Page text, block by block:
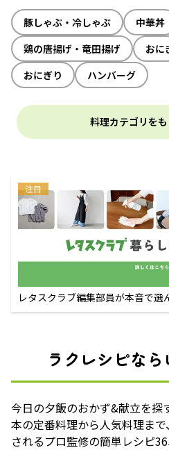
豚しゃぶ・冷しゃぶ 中華丼
鶏の唐揚げ・竜田揚げ
おに
おにぎり
ハンバーグ
料理カテゴリを
注目
レタスクラブ編集部員が本音で選
ラクレシピな
今日の夕飯のおかず&献立を探
本の定番料理から人気料理ま
されるプロ監修の簡単レシピ